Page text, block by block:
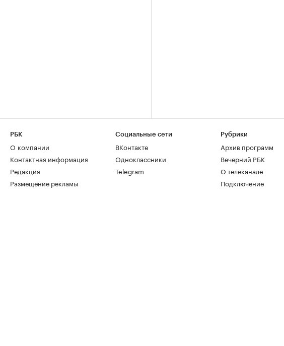
РБК
О компании
Контактная информация
Редакция
Размещение рекламы
Социальные сети
ВКонтакте
Одноклассники
Telegram
Рубрики
Архив программ
Вечерний РБК
О телеканале
Подключение